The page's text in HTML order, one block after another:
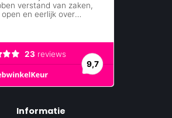
Informatie